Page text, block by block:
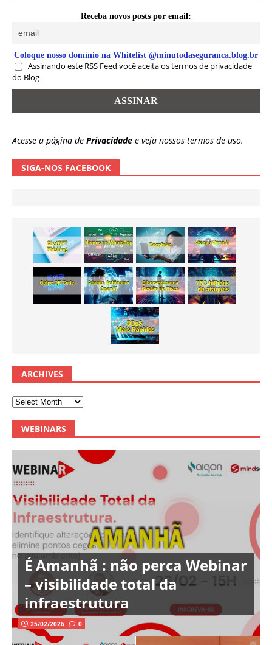
Receba novos posts por email:
Coloque nosso domínio na Whitelist @minutodaseguranca.blog.br
Assinando este RSS Feed você aceita os termos de privacidade
do Blog
Acesse a página de Privacidade e veja nossos termos de uso.
SIGA-NOS FACEBOOK
ARCHIVES
WEBINARS
É Amanhã : não perca Webinar
– visibilidade total da
infraestrutura
25/02/2026 0